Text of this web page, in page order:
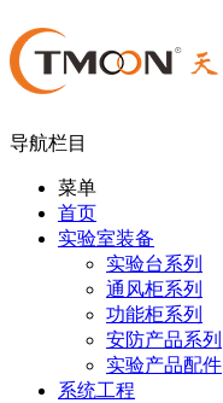
导航栏目
菜单
首页
实验室装备
实验台系列
通风柜系列
功能柜系列
安防产品系列
实验产品配件
系统工程